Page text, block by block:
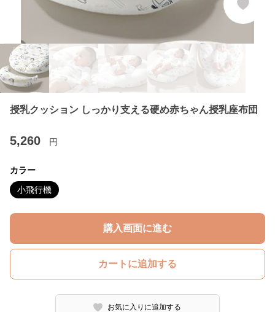
授乳クッション しっかり支える硬め赤ちゃん授乳座布団
5,260 円
カラー
小飛行機
購入画面に進む
カートに追加する
お気に入りに追加する